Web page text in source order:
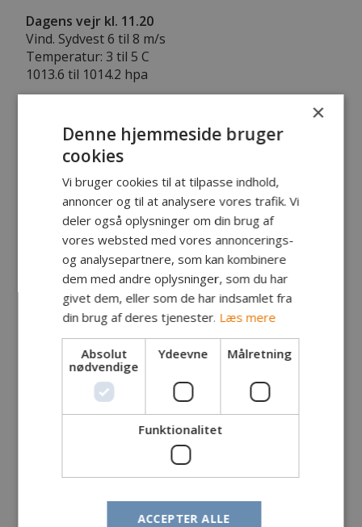
Dagens vejr kl. 11.20
Vind. Sydvest 6 til 8 m/s
Temperatur: 3 til 5 C
1013.6 til 1014.2 hpa
7. August 2014
×
Denne hjemmeside bruger
cookies
Vi bruger cookies til at tilpasse indhold,
annoncer og til at analysere vores trafik. Vi
deler også oplysninger om din brug af
vores websted med vores annoncerings-
og analysepartnere, som kan kombinere
dem med andre oplysninger, som du har
givet dem, eller som de har indsamlet fra
din brug af deres tjenester. Læs mere
Absolut
nødvendige
Ydeevne Målretning
Funktionalitet
ACCEPTER ALLE